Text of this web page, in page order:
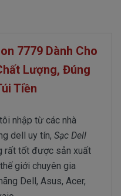
7779 Dành Cho
Lượng, Đúng
Tiền
nhập từ các nhà
dell uy tín, Sạc Dell
rất tốt được sản xuất
giới chuyên gia
Dell, Asus, Acer,